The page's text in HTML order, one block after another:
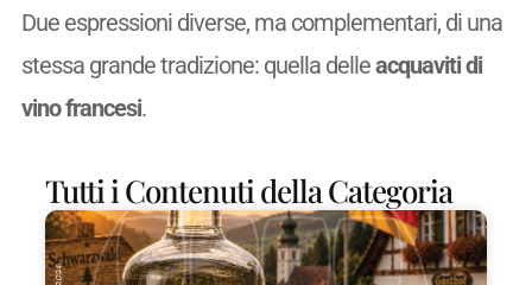
Due espressioni diverse, ma complementari, di una
stessa grande tradizione: quella delleacquaviti di
vino francesi.
Tutti i Contenuti della Categoria